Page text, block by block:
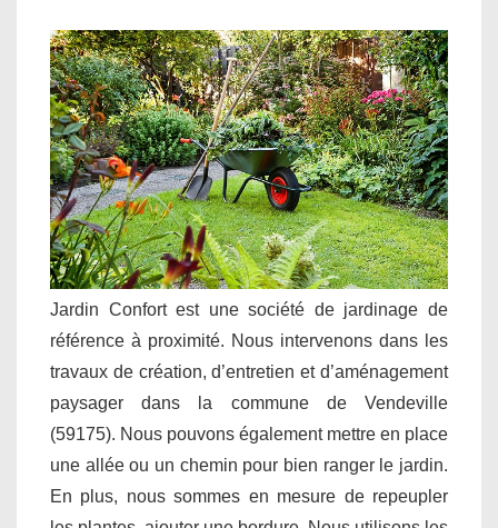
Jardin Confort est une société de jardinage de
référence à proximité. Nous intervenons dans les
travaux de création, d’entretien et d’aménagement
paysager dans la commune de Vendeville
(59175). Nous pouvons également mettre en place
une allée ou un chemin pour bien ranger le jardin.
En plus, nous sommes en mesure de repeupler